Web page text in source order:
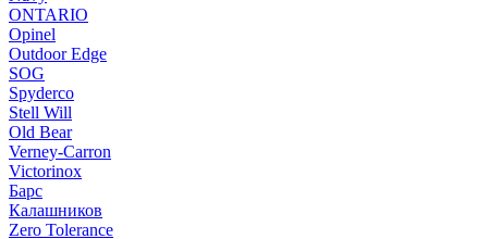
ONTARIO
Opinel
Outdoor Edge
SOG
Spyderco
Stell Will
Old Bear
Verney-Carron
Victorinox
Барс
Калашников
Zero Tolerance